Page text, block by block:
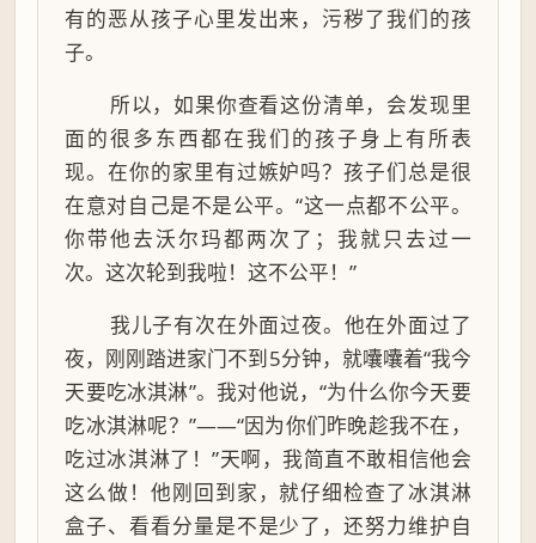
有的恶从孩子心里发出来，污秽了我们的孩
子。
所以，如果你查看这份清单，会发现里
面的很多东西都在我们的孩子身上有所表
现。在你的家里有过嫉妒吗？孩子们总是很
在意对自己是不是公平。“这一点都不公平。
你带他去沃尔玛都两次了；我就只去过一
次。这次轮到我啦！这不公平！”
我儿子有次在外面过夜。他在外面过了
夜，刚刚踏进家门不到5分钟，就囔囔着“我今
天要吃冰淇淋”。我对他说，“为什么你今天要
吃冰淇淋呢？”——“因为你们昨晚趁我不在，
吃过冰淇淋了！”天啊，我简直不敢相信他会
这么做！他刚回到家，就仔细检查了冰淇淋
盒子、看看分量是不是少了，还努力维护自